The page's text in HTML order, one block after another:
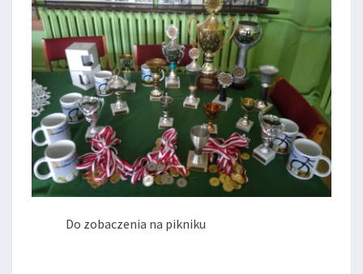
Do zobaczenia na pikniku